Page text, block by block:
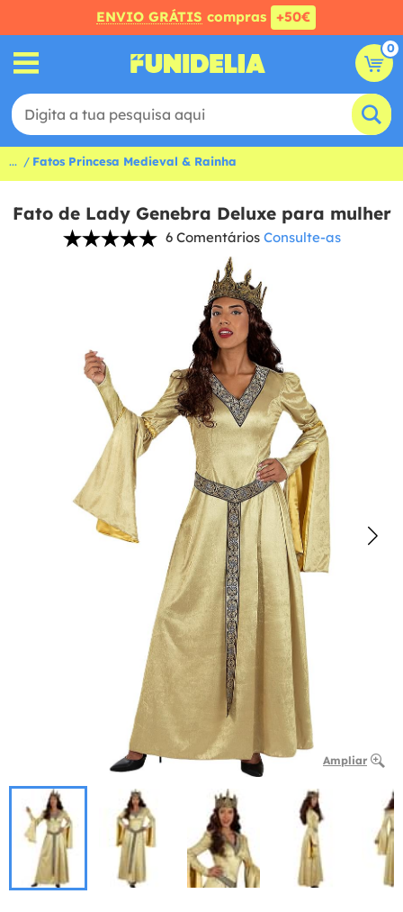
ENVIO GRÁTIS compras +50€
0
... Fatos Princesa Medieval & Rainha
Fato de Lady Genebra Deluxe para mulher
6 Comentários Consulte-as
Ampliar